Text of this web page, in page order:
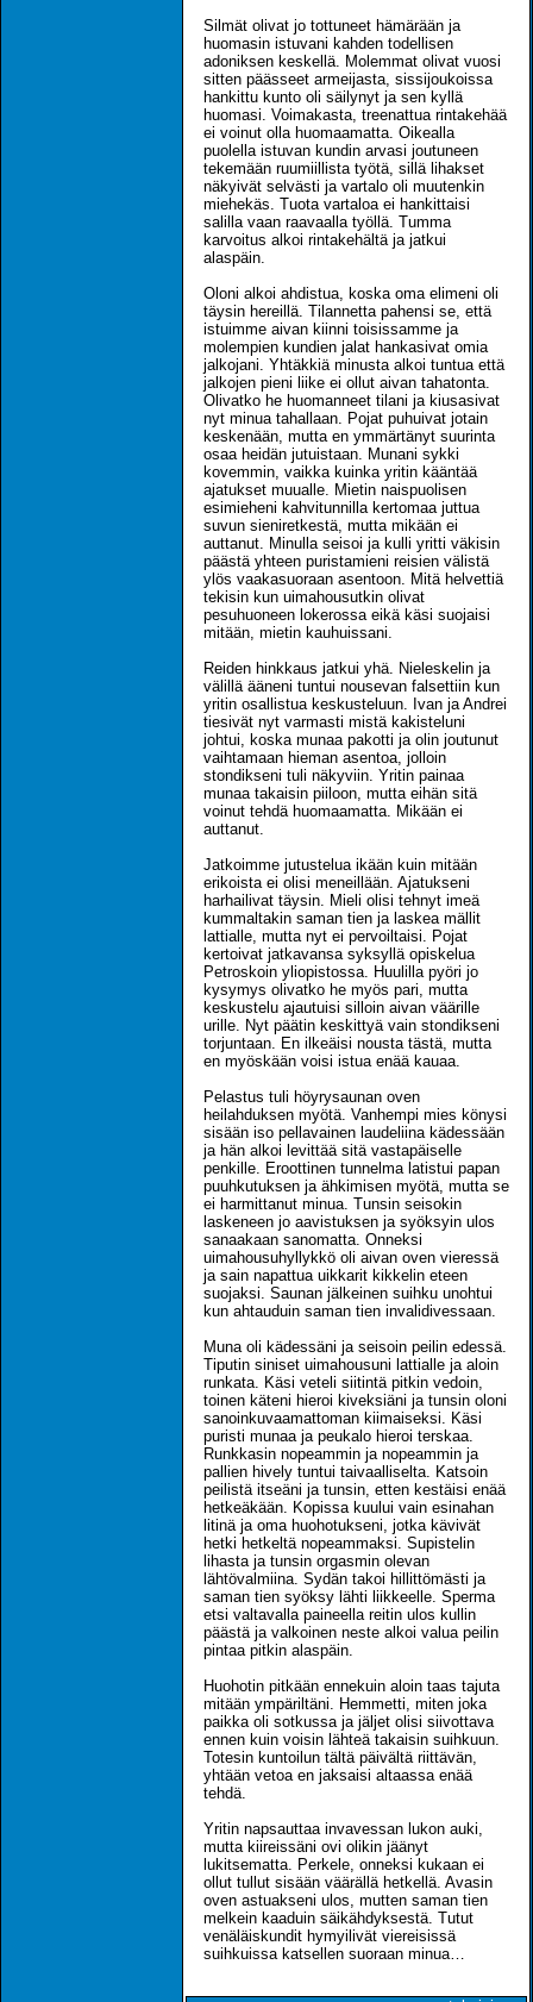
Silmät olivat jo tottuneet hämärään ja
huomasin istuvani kahden todellisen
adoniksen keskellä. Molemmat olivat vuosi
sitten päässeet armeijasta, sissijoukoissa
hankittu kunto oli säilynyt ja sen kyllä
huomasi. Voimakasta, treenattua rintakehää
ei voinut olla huomaamatta. Oikealla
puolella istuvan kundin arvasi joutuneen
tekemään ruumiillista työtä, sillä lihakset
näkyivät selvästi ja vartalo oli muutenkin
miehekäs. Tuota vartaloa ei hankittaisi
salilla vaan raavaalla työllä. Tumma
karvoitus alkoi rintakehältä ja jatkui
alaspäin.
Oloni alkoi ahdistua, koska oma elimeni oli
täysin hereillä. Tilannetta pahensi se, että
istuimme aivan kiinni toisissamme ja
molempien kundien jalat hankasivat omia
jalkojani. Yhtäkkiä minusta alkoi tuntua että
jalkojen pieni liike ei ollut aivan tahatonta.
Olivatko he huomanneet tilani ja kiusasivat
nyt minua tahallaan. Pojat puhuivat jotain
keskenään, mutta en ymmärtänyt suurinta
osaa heidän jutuistaan. Munani sykki
kovemmin, vaikka kuinka yritin kääntää
ajatukset muualle. Mietin naispuolisen
esimieheni kahvitunnilla kertomaa juttua
suvun sieniretkestä, mutta mikään ei
auttanut. Minulla seisoi ja kulli yritti väkisin
päästä yhteen puristamieni reisien välistä
ylös vaakasuoraan asentoon. Mitä helvettiä
tekisin kun uimahousutkin olivat
pesuhuoneen lokerossa eikä käsi suojaisi
mitään, mietin kauhuissani.
Reiden hinkkaus jatkui yhä. Nieleskelin ja
välillä ääneni tuntui nousevan falsettiin kun
yritin osallistua keskusteluun. Ivan ja Andrei
tiesivät nyt varmasti mistä kakisteluni
johtui, koska munaa pakotti ja olin joutunut
vaihtamaan hieman asentoa, jolloin
stondikseni tuli näkyviin. Yritin painaa
munaa takaisin piiloon, mutta eihän sitä
voinut tehdä huomaamatta. Mikään ei
auttanut.
Jatkoimme jutustelua ikään kuin mitään
erikoista ei olisi meneillään. Ajatukseni
harhailivat täysin. Mieli olisi tehnyt imeä
kummaltakin saman tien ja laskea mällit
lattialle, mutta nyt ei pervoiltaisi. Pojat
kertoivat jatkavansa syksyllä opiskelua
Petroskoin yliopistossa. Huulilla pyöri jo
kysymys olivatko he myös pari, mutta
keskustelu ajautuisi silloin aivan väärille
urille. Nyt päätin keskittyä vain stondikseni
torjuntaan. En ilkeäisi nousta tästä, mutta
en myöskään voisi istua enää kauaa.
Pelastus tuli höyrysaunan oven
heilahduksen myötä. Vanhempi mies könysi
sisään iso pellavainen laudeliina kädessään
ja hän alkoi levittää sitä vastapäiselle
penkille. Eroottinen tunnelma latistui papan
puuhkutuksen ja ähkimisen myötä, mutta se
ei harmittanut minua. Tunsin seisokin
laskeneen jo aavistuksen ja syöksyin ulos
sanaakaan sanomatta. Onneksi
uimahousuhyllykkö oli aivan oven vieressä
ja sain napattua uikkarit kikkelin eteen
suojaksi. Saunan jälkeinen suihku unohtui
kun ahtauduin saman tien invalidivessaan.
Muna oli kädessäni ja seisoin peilin edessä.
Tiputin siniset uimahousuni lattialle ja aloin
runkata. Käsi veteli siitintä pitkin vedoin,
toinen käteni hieroi kiveksiäni ja tunsin oloni
sanoinkuvaamattoman kiimaiseksi. Käsi
puristi munaa ja peukalo hieroi terskaa.
Runkkasin nopeammin ja nopeammin ja
pallien hively tuntui taivaalliselta. Katsoin
peilistä itseäni ja tunsin, etten kestäisi enää
hetkeäkään. Kopissa kuului vain esinahan
litinä ja oma huohotukseni, jotka kävivät
hetki hetkeltä nopeammaksi. Supistelin
lihasta ja tunsin orgasmin olevan
lähtövalmiina. Sydän takoi hillittömästi ja
saman tien syöksy lähti liikkeelle. Sperma
etsi valtavalla paineella reitin ulos kullin
päästä ja valkoinen neste alkoi valua peilin
pintaa pitkin alaspäin.
Huohotin pitkään ennekuin aloin taas tajuta
mitään ympäriltäni. Hemmetti, miten joka
paikka oli sotkussa ja jäljet olisi siivottava
ennen kuin voisin lähteä takaisin suihkuun.
Totesin kuntoilun tältä päivältä riittävän,
yhtään vetoa en jaksaisi altaassa enää
tehdä.
Yritin napsauttaa invavessan lukon auki,
mutta kiireissäni ovi olikin jäänyt
lukitsematta. Perkele, onneksi kukaan ei
ollut tullut sisään väärällä hetkellä. Avasin
oven astuakseni ulos, mutten saman tien
melkein kaaduin säikähdyksestä. Tutut
venäläiskundit hymyilivät viereisissä
suihkuissa katsellen suoraan minua…